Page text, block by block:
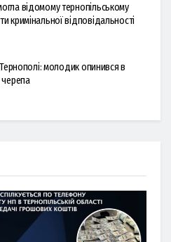
відомому тернопільському
кримінальної відповідальності
молодик опинився в
черепа